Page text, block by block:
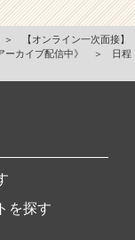
＞
【オンライン一次面接】
カイブ配信中》
＞
日程
を探す